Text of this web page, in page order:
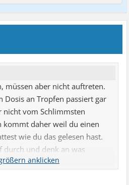
müssen aber nicht auftreten.
Dosis an Tropfen passiert gar
nicht vom Schlimmsten
kommt daher weil du einen
wie du das gelesen hast.
durch und denk an was